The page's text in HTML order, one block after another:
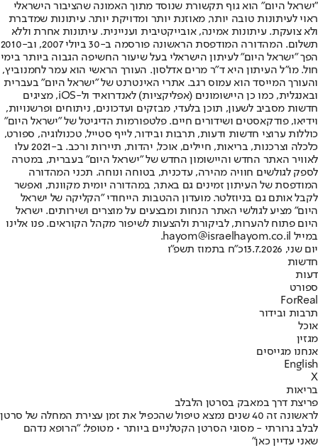
"ישראל היום" הוא גוף תקשורת שנוסד מתוך האמונה שהציבור הישראלי
ראוי לעיתונות טובה יותר, מאוזנת יותר ומדויקת יותר. עיתונות שמדברת
ולא צועקת. עיתונות אמינה, אובייקטיבית ועניינית. עיתונות אחרת וללא
תשלום. המהדורה המודפסת הראשונה פורסמה ב-30 ביולי 2007, וב-2010
הפך "ישראל היום" לעיתון הישראלי בעל שיעור החשיפה הגבוה ביותר בימי
חול. מו"ל העיתון היא ד"ר מרים אדלסון. העורך הראשי הוא עמר לחמנוביץ,
והעורך המייסד הוא עמוס רגב. אתרי האינטרנט של "ישראל היום" בעברית
ובאנגלית, כמו כן היישומונים (אפליקציות) לאנדרואיד ול-iOS, מציגים
חדשות מסביב לשעון, תוכן בלעדי, מבזקים ועדכונים, ניתוחים ופרשנויות,
וידיאו, פודקאסטים ושידורים חיים. פלטפורמות הדיגיטל של "ישראל היום"
כוללות ערוצי חדשות ודעות, תרבות ובידור, לייף סטייל, טכנולוגיה, ספורט,
כלכלה וצרכנות, בריאות, חיילים, אוכל, יהדות, תיירות ורכב. ב-2021 עלו
לאוויר האתר החדש והיישומון החדש של "ישראל היום" בעברית, במטרה
לספק לגולשים חוויה מהירה, עדכנית, בטוחה ונוחה. תכני המהדורה
המודפסת של העיתון זמינים גם באתר, במהדורה יומית מקוונת, ואפשר
לקבל אותם גם בניוזלטר. מועדון ההטבות הייחודי "הקליקה של ישראל
היום" מציע לגולשי האתר הנחות ומבצעים על מוצרים ושירותים. ישראל
היום פתוח להערות, לביקורת ולהצעות לשיפור מקהל הקוראים. פנו אלינו
במייל hayom@israelhayom.co.il.
יום שני, 13.7.2026
כ"ח בתמוז תשפ"ו
חדשות
דעות
ספורט
ForReal
תרבות ובידור
אוכל
מגזין
אנחנו מגייסים
English
X
בריאות
פריצת דרך במאבק בסרטן הלבלב
לראשונה זה 40 שנים נמצא טיפול שהכפיל את זמן עצירת המחלה של סרטן
לבלב גרורתי - מסוגי הסרטן הקטלניים ביותר • מטופל: "הרופא נדהם
שאני עדיין כאן"